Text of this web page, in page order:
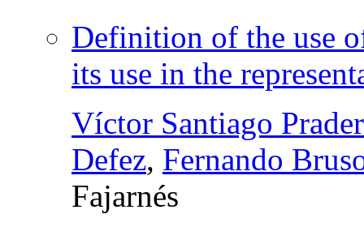
Definition of the use
its use in the
Víctor Santiago
Defez, Fernando
Fajarnés